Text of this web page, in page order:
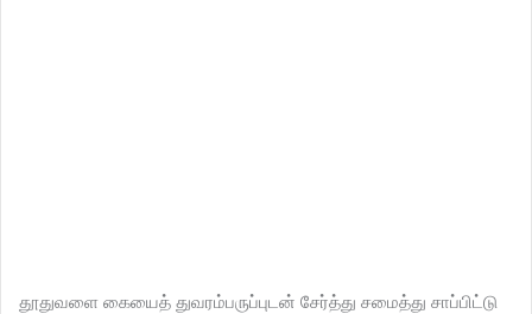
தூதுவளை கையைத் துவரம்பருப்புடன் சேர்த்து சமைத்து சாப்பிட்டு